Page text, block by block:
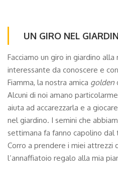
UN GIRO NEL
Facciamo un giro in giardino alla
interessante da conoscere e
Fiamma, la nostra amica golden
Alcuni di noi amano
aiuta ad accarezzarla e a
nel giardino. I semini che
settimana fa fanno capolino
Corro a prendere i miei attrezzi
l’annaffiatoio regalo alla mia